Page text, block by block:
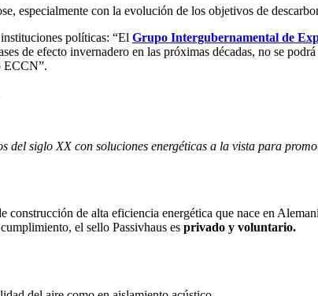
especialmente con la evolución de los objetivos de
políticas: “El Grupo Intergubernamental de
de efecto invernadero en las próximas décadas, no se
ECCN”.
siglo XX con soluciones energéticas a la vista para
construcción de alta eficiencia energética que nace en
el sello Passivhaus es privado y voluntario.